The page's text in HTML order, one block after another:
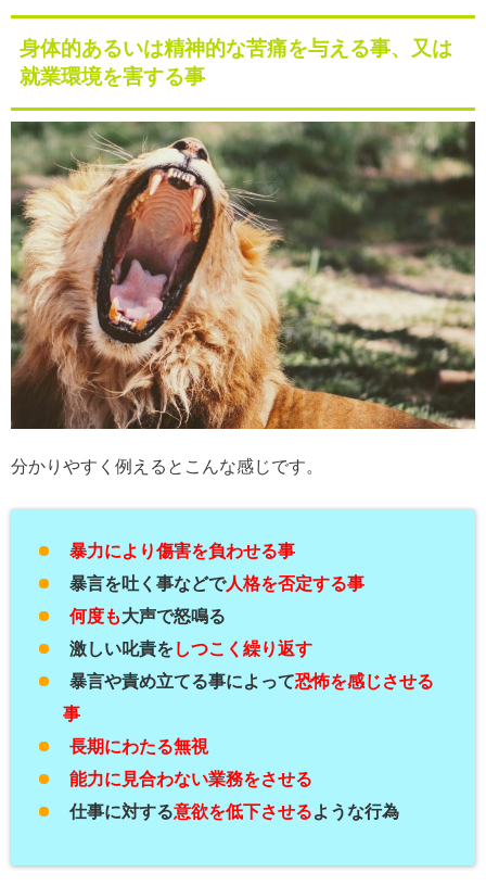
身体的あるいは精神的な苦痛を与える事、又は
就業環境を害する事
分かりやすく例えるとこんな感じです。
暴力により傷害を負わせる事
暴言を吐く事などで人格を否定する事
何度も大声で怒鳴る
激しい叱責を しつこく繰り返す
暴言や責め立てる事によって恐怖を感じさせる
事
長期にわたる無視
能力に見合わない業務をさせる
仕事に対する意欲を低下させるような行為